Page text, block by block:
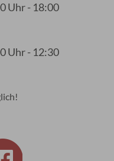
Uhr - 18:00
Uhr - 12:30